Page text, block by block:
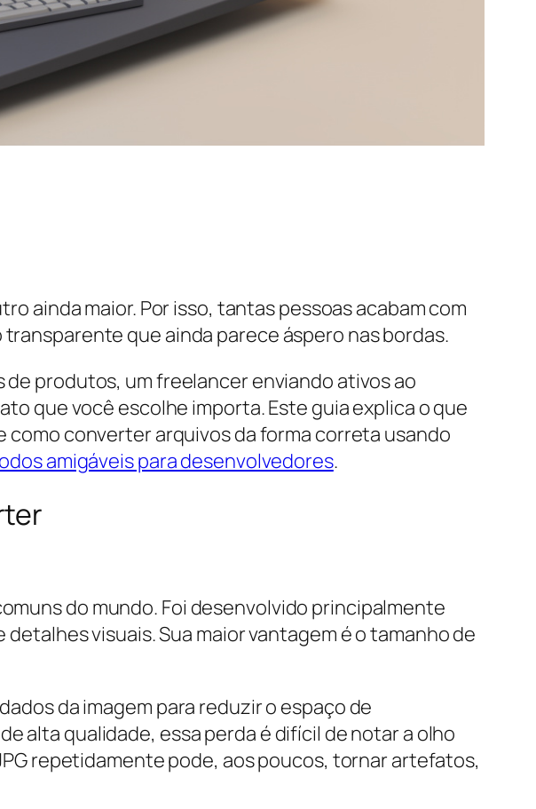
ainda maior. Por isso, tantas pessoas acabam com
que ainda parece áspero nas bordas.
produtos, um freelancer enviando ativos ao
que você escolhe importa. Este guia explica o que
converter arquivos da forma correta usando
amigáveis para desenvolvedores.
do mundo. Foi desenvolvido principalmente
visuais. Sua maior vantagem é o tamanho de
da imagem para reduzir o espaço de
alta qualidade, essa perda é difícil de notar a olho
repetidamente pode, aos poucos, tornar artefatos,